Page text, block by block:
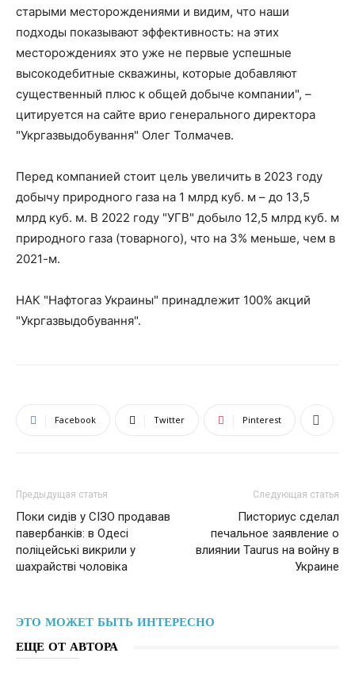
старыми месторождениями и видим, что наши
подходы показывают эффективность: на этих
месторождениях это уже не первые успешные
высокодебитные скважины, которые добавляют
существенный плюс к общей добыче компании", –
цитируется на сайте врио генерального директора
"Укргазвыдобування" Олег Толмачев.
Перед компанией стоит цель увеличить в 2023 году
добычу природного газа на 1 млрд куб. м – до 13,5
млрд куб. м. В 2022 году "УГВ" добыло 12,5 млрд куб. м
природного газа (товарного), что на 3% меньше, чем в
2021-м.
НАК "Нафтогаз Украины" принадлежит 100% акций
"Укргазвыдобування".
Facebook Twitter Pinterest
Предыдущая статья
Поки сидів у СІЗО продавав
павербанків: в Одесі
поліцейські викрили у
шахрайстві чоловіка
Следующая статья
Писториус сделал
печальное заявление о
влиянии Taurus на войну в
Украине
ЭТО МОЖЕТ БЫТЬ ИНТЕРЕСНО
ЕЩЕ ОТ АВТОРА